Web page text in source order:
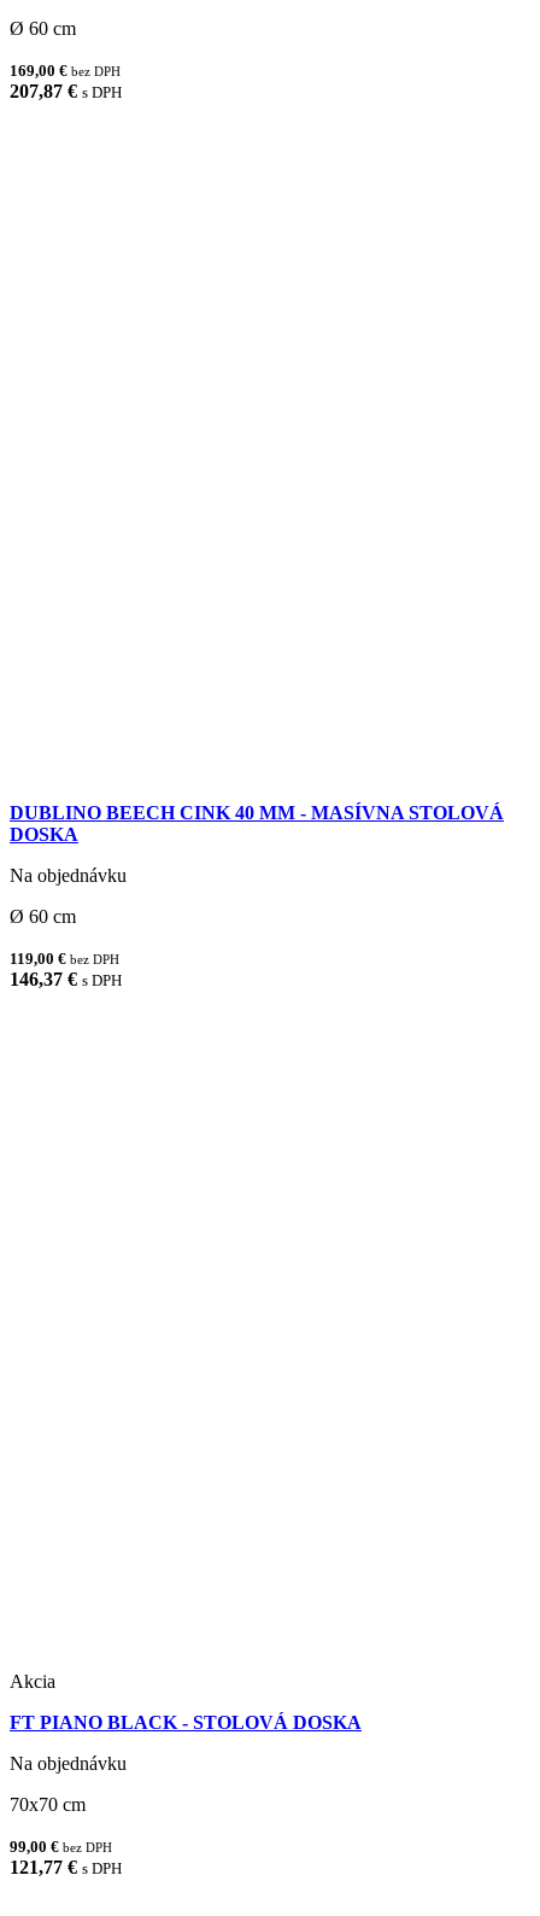
Ø 60 cm
169,00 € bez DPH
207,87 € s DPH
DUBLINO BEECH CINK 40 MM - MASÍVNA STOLOVÁ
DOSKA
Na objednávku
Ø 60 cm
119,00 € bez DPH
146,37 € s DPH
Akcia
FT PIANO BLACK - STOLOVÁ DOSKA
Na objednávku
70x70 cm
99,00 € bez DPH
121,77 € s DPH